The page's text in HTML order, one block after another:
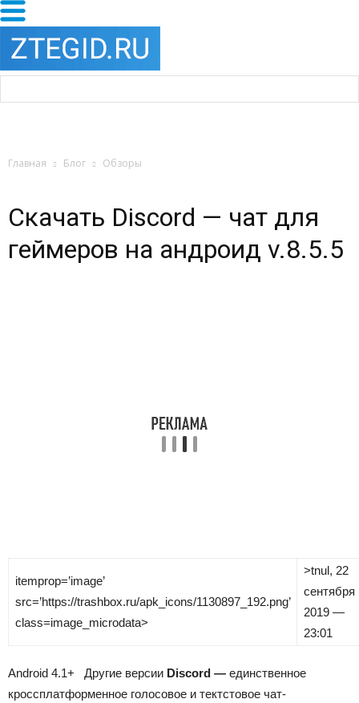
Главная Блог Обзоры
Скачать Discord — чат для
геймеров на андроид v.8.5.5
itemprop=’image’
src=’https://trashbox.ru/apk_icons/1130897_192.png’
class=image_microdata>
>tnul, 22
сентября
2019 —
23:01
Android 4.1+ Другие версии Discord — единственное
кроссплатформенное голосовое и тектстовое чат-